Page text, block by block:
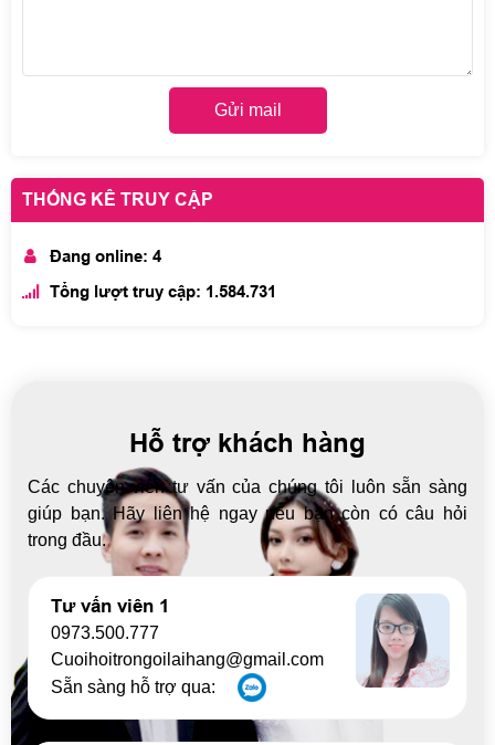
Gửi mail
THỐNG KÊ TRUY CẬP
Đang online: 4
Tổng lượt truy cập: 1.584.731
Hỗ trợ khách hàng
Các chuyên viên tư vấn của chúng tôi luôn sẵn sàng
giúp bạn. Hãy liên hệ ngay nếu bạn còn có câu hỏi
trong đầu.
Tư vấn viên 1
0973.500.777
Cuoihoitrongoilaihang@gmail.com
Sẵn sàng hỗ trợ qua: